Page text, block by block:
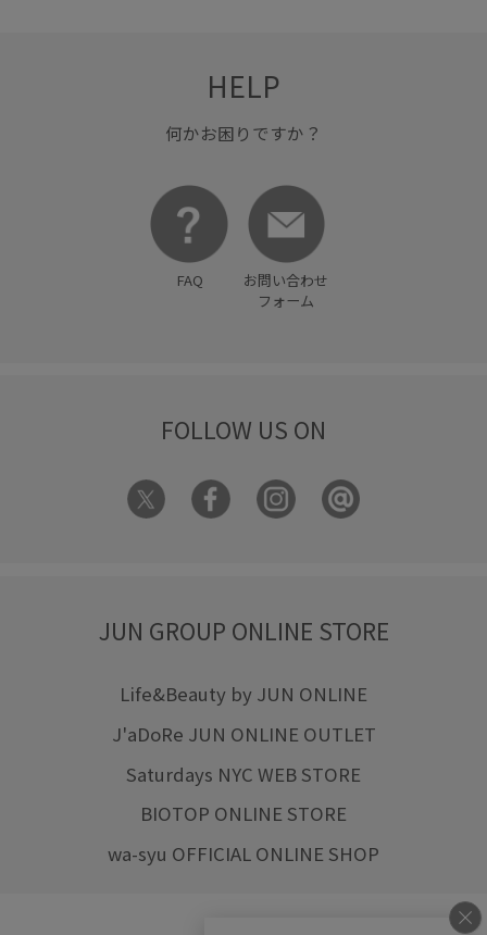
HELP
何かお困りですか？
FAQ
お問い合わせ
フォーム
FOLLOW US ON
JUN GROUP ONLINE STORE
Life&Beauty by JUN ONLINE
J'aDoRe JUN ONLINE OUTLET
Saturdays NYC WEB STORE
BIOTOP ONLINE STORE
wa-syu OFFICIAL ONLINE SHOP